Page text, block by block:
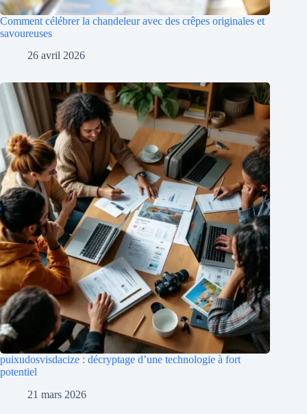
Comment célébrer la chandeleur avec des crêpes originales et
savoureuses
26 avril 2026
puixudosvisdacize : décryptage d’une technologie à fort
potentiel
21 mars 2026